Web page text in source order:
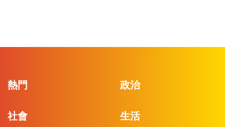
熱門 政治
社會 生活